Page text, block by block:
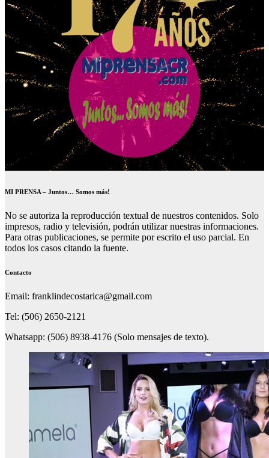
MI PRENSA – Juntos… Somos más!
No se autoriza la reproducción textual de nuestros contenidos. Solo
impresos, radio y televisión, podrán utilizar nuestras informaciones.
Para otras publicaciones, se permite por escrito el uso parcial. En
todos los casos citando la fuente.
Contacto
Email: franklindecostarica@gmail.com
Tel: (506) 2650-2121
Whatsapp: (506) 8938-4176 (Solo mensajes de texto).